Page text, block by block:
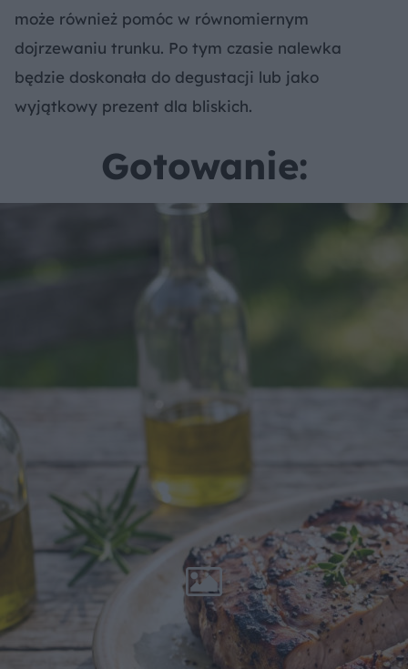
może również pomóc w równomiernym
dojrzewaniu trunku. Po tym czasie nalewka
będzie doskonała do degustacji lub jako
wyjątkowy prezent dla bliskich.
Gotowanie: